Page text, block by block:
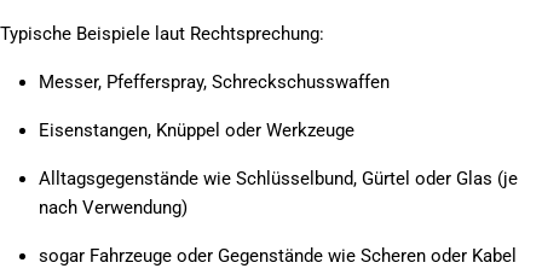
Typische Beispiele laut Rechtsprechung:
Messer, Pfefferspray, Schreckschusswaffen
Eisenstangen, Knüppel oder Werkzeuge
Alltagsgegenstände wie Schlüsselbund, Gürtel oder Glas (je
nach Verwendung)
sogar Fahrzeuge oder Gegenstände wie Scheren oder Kabel